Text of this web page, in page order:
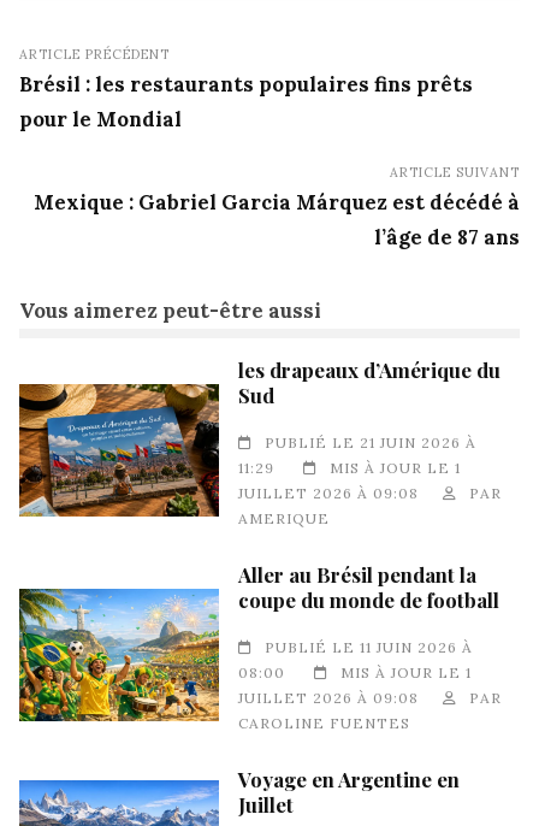
ARTICLE PRÉCÉDENT
Brésil : les restaurants populaires fins prêts
pour le Mondial
ARTICLE SUIVANT
Mexique : Gabriel Garcia Márquez est décédé à
l’âge de 87 ans
Vous aimerez peut-être aussi
les drapeaux d’Amérique du
Sud
PUBLIÉ LE 21 JUIN 2026 À
11:29
MIS À JOUR LE 1
JUILLET 2026 À 09:08
PAR
AMERIQUE
Aller au Brésil pendant la
coupe du monde de football
PUBLIÉ LE 11 JUIN 2026 À
08:00
MIS À JOUR LE 1
JUILLET 2026 À 09:08
PAR
CAROLINE FUENTES
Voyage en Argentine en
Juillet